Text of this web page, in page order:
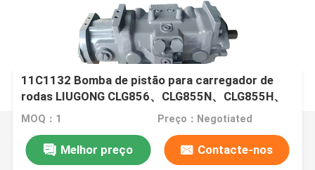
11C1132 Bomba de pistão para carregador de
rodas LIUGONG CLG856、CLG855N、CLG855H、
ZL50CN、ZL50C、CLG862H、CLG860H、
MOQ：1 Preço：Negotiated
Melhor preço Contacte-nos